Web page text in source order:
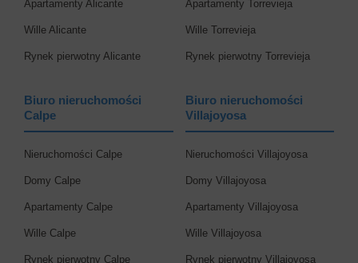
Apartamenty Alicante
Wille Alicante
Rynek pierwotny Alicante
Apartamenty Torrevieja
Wille Torrevieja
Rynek pierwotny Torrevieja
Biuro nieruchomości
Calpe
Nieruchomości Calpe
Domy Calpe
Apartamenty Calpe
Wille Calpe
Rynek pierwotny Calpe
Biuro nieruchomości
Villajoyosa
Nieruchomości Villajoyosa
Domy Villajoyosa
Apartamenty Villajoyosa
Wille Villajoyosa
Rynek pierwotny Villajoyosa